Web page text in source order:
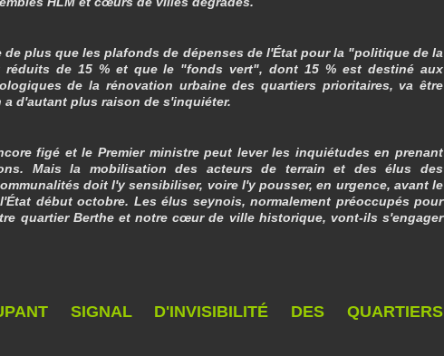
plus que les plafonds de dépenses de l'État pour la "politique de la
réduits de 15 % et que le "fonds vert", dont 15 % est destiné aux
de la rénovation urbaine des quartiers prioritaires, va être
a d'autant plus raison de s'inquiéter.
figé et le Premier ministre peut lever les inquiétudes en prenant
Mais la mobilisation des acteurs de terrain et des élus des
doit l'y sensibiliser, voire l'y pousser, en urgence, avant le
début octobre. Les élus seynois, normalement préoccupés pour
quartier Berthe et notre cœur de ville historique, vont-ils s'engager
SIGNAL D'INVISIBILITÉ DES QUARTIERS